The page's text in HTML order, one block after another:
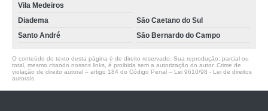
Vila Medeiros
Diadema
São Caetano do Sul
Santo André
São Bernardo do Campo
O conteúdo do texto desta página é de direito reservado. Sua reprodução, parcial ou
total, mesmo citando nossos links, é proibida sem a autorização do autor. Crime de
violação de direito autoral – artigo 184 do Código Penal – Lei 9610/98 - Lei de direitos
autorais